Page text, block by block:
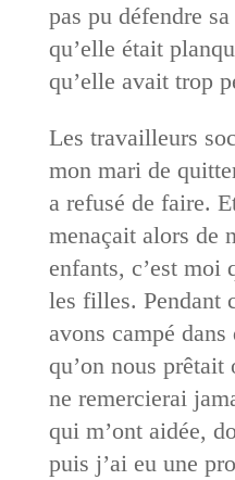
pas pu défendre
qu’elle était
qu’elle avait trop
Les travailleurs
mon mari de
a refusé de faire.
menaçait alors de
enfants, c’est moi
les filles. Pendant
avons campé dans
qu’on nous prêtait
ne remercierai
qui m’ont aidée,
puis j’ai eu une